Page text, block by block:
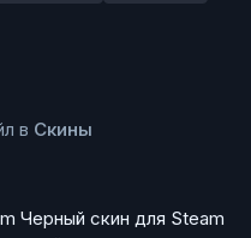
в Скины
Черный скин для Steam